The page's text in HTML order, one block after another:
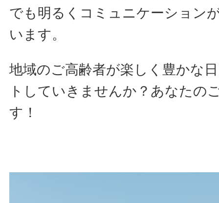
でも明るくコミュニケーション
います。
地域のご高齢者が楽しく豊かな
トしていきませんか？あなたの
す！